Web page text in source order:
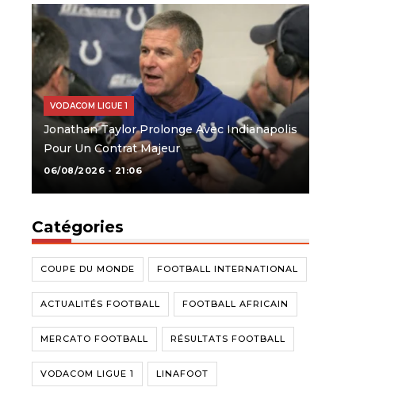
VODACOM LIGUE 1
Jonathan Taylor Prolonge Avec Indianapolis
Pour Un Contrat Majeur
06/08/2026 - 21:06
Catégories
COUPE DU MONDE FOOTBALL INTERNATIONAL
ACTUALITÉS FOOTBALL FOOTBALL AFRICAIN
MERCATO FOOTBALL RÉSULTATS FOOTBALL
VODACOM LIGUE 1 LINAFOOT